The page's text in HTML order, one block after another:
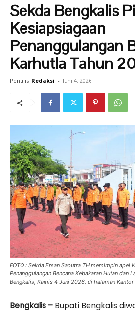
Sekda Bengkalis
Kesiapsiagaan
Penanggulangan
Karhutla Tahun
Penulis Redaksi - Juni 4, 2026
FOTO : Sekda Ersan Saputra TH memimpin apel
Penanggulangan Bencana Kebakaran Hutan dan
Bengkalis, Kamis 4 Juni 2026, di halaman Kantor
Bengkalis – Bupati Bengkalis